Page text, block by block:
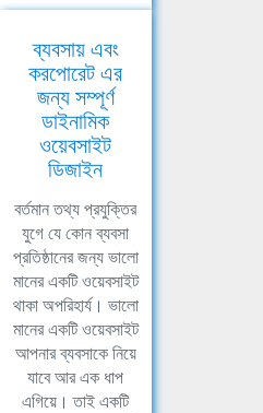
ব্যবসায় এবং
করপোরেট এর
জন্য সম্পূর্ণ
ডাইনামিক
ওয়েবসাইট
ডিজাইন
বর্তমান তথ্য প্রযুক্তির
যুগে যে কোন ব্যবসা
প্রতিষ্ঠানের জন্য ভালো
মানের একটি ওয়েবসাইট
থাকা অপরিহার্য। ভালো
মানের একটি ওয়েবসাইট
আপনার ব্যবসাকে নিয়ে
যাবে আর এক ধাপ
এগিয়ে। তাই একটি